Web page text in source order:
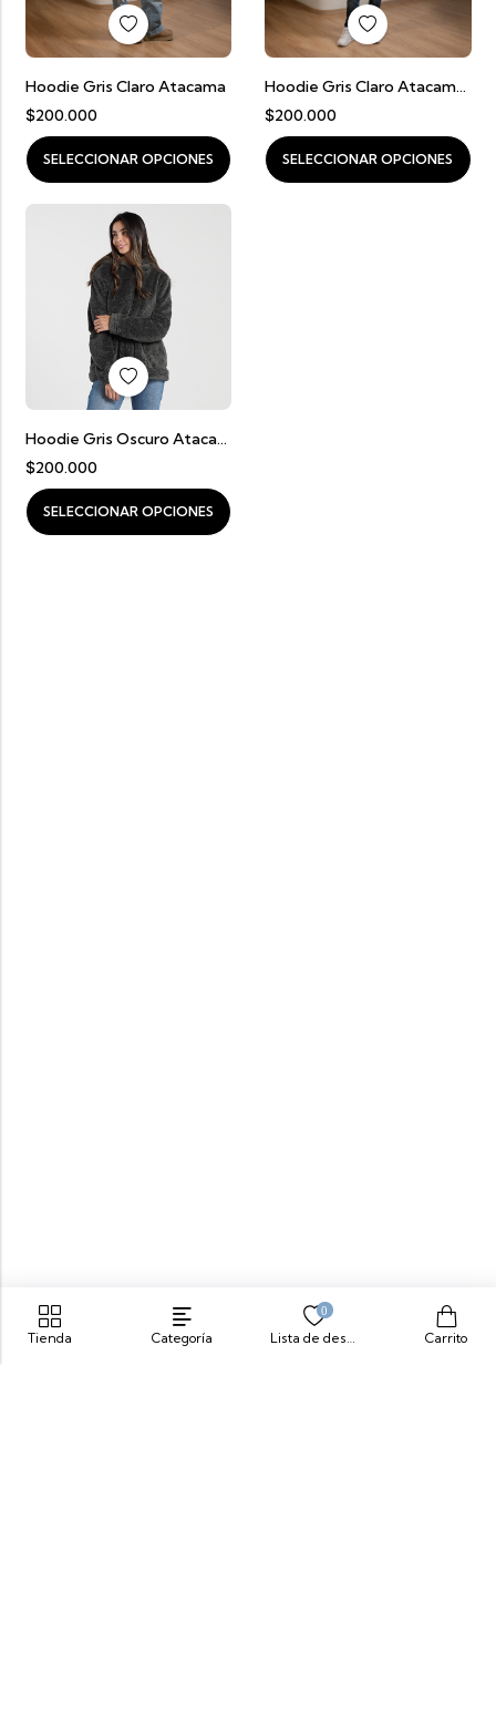
Hoodie Gris Claro Atacama
$200.000
SELECCIONAR OPCIONES
Hoodie Gris Claro Atacama Hombre
$200.000
SELECCIONAR OPCIONES
Hoodie Gris Oscuro Atacama
$200.000
SELECCIONAR OPCIONES
Tienda Categoría
0
Carrito